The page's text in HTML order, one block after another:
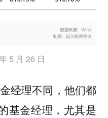
5 月 26 日
经理不同，他们都
基金经理，尤其是